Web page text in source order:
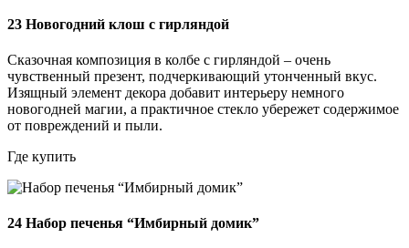
23 Новогодний клош с гирляндой
Сказочная композиция в колбе с гирляндой – очень
чувственный презент, подчеркивающий утонченный вкус.
Изящный элемент декора добавит интерьеру немного
новогодней магии, а практичное стекло убережет содержимое
от повреждений и пыли.
Где купить
24 Набор печенья “Имбирный домик”